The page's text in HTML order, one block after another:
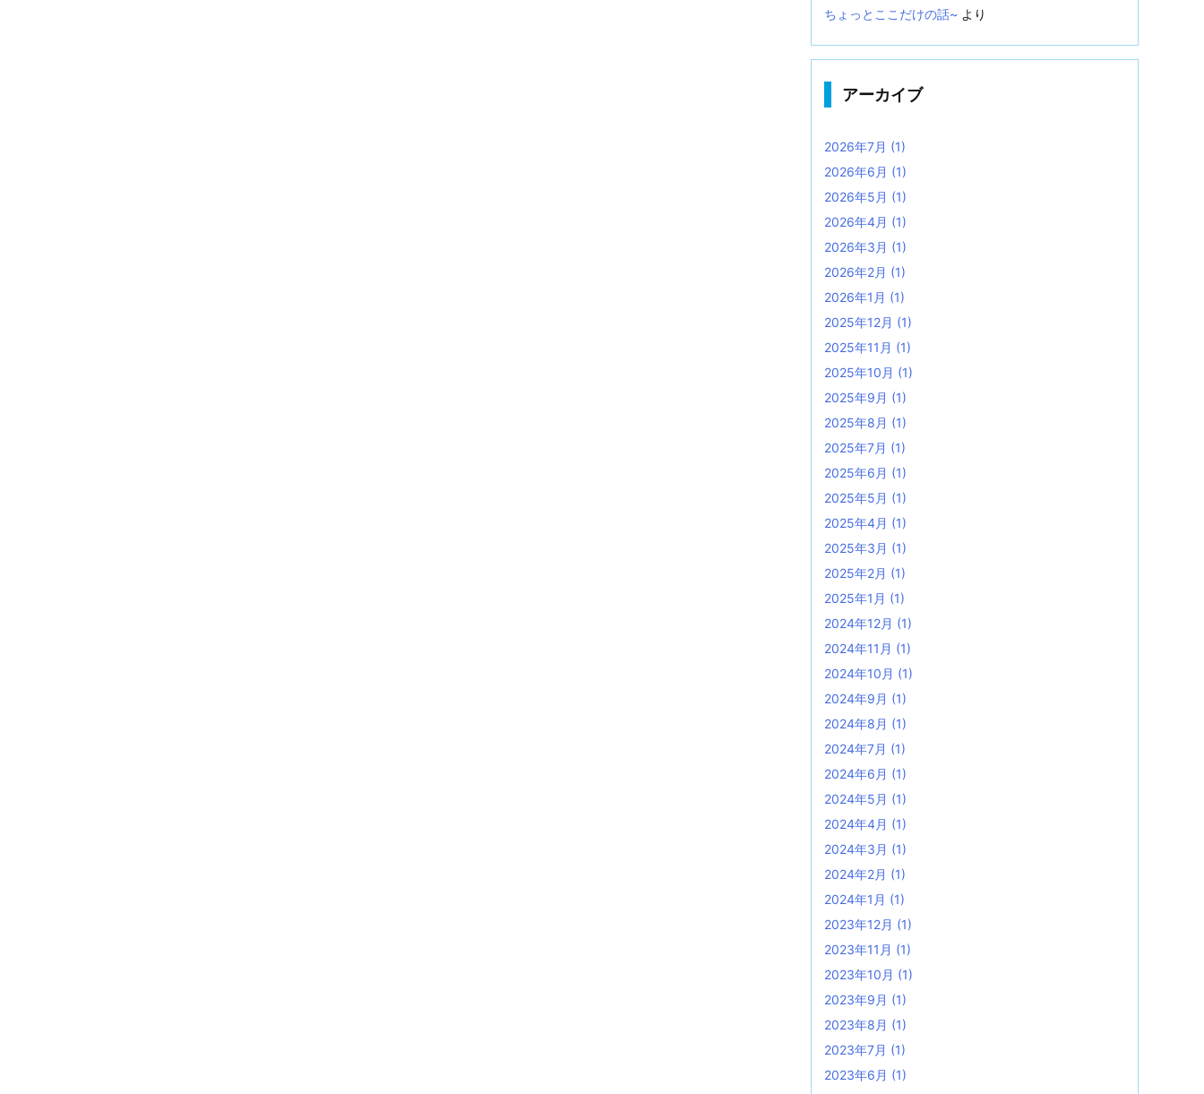
ちょっとここだけの話~ より
アーカイブ
2026年7月 (1)
2026年6月 (1)
2026年5月 (1)
2026年4月 (1)
2026年3月 (1)
2026年2月 (1)
2026年1月 (1)
2025年12月 (1)
2025年11月 (1)
2025年10月 (1)
2025年9月 (1)
2025年8月 (1)
2025年7月 (1)
2025年6月 (1)
2025年5月 (1)
2025年4月 (1)
2025年3月 (1)
2025年2月 (1)
2025年1月 (1)
2024年12月 (1)
2024年11月 (1)
2024年10月 (1)
2024年9月 (1)
2024年8月 (1)
2024年7月 (1)
2024年6月 (1)
2024年5月 (1)
2024年4月 (1)
2024年3月 (1)
2024年2月 (1)
2024年1月 (1)
2023年12月 (1)
2023年11月 (1)
2023年10月 (1)
2023年9月 (1)
2023年8月 (1)
2023年7月 (1)
2023年6月 (1)